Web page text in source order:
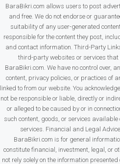
BaraBikri.com allows users to post
and free. We do not endorse or
suitability of any user-generated
responsible for the content they post,
and contact information. Third-Party
third-party websites or services that
BaraBikri.com. We have no control over,
content, privacy policies, or practices of
linked to from our website. You
not be responsible or liable, directly or
or alleged to be caused by or in
such content, goods, or services
services. Financial and Legal
BaraBikri.com is for general
constitute financial, investment, legal, or
not rely solely on the information